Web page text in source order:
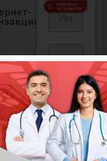
Или, может
быть, вы хотите
собрать
информацию обо
всех последних